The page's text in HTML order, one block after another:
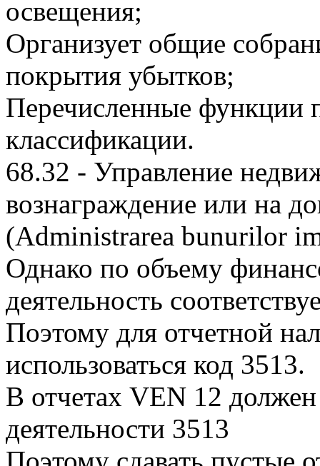
освещения;
Организует общие
покрытия убытков;
Перечисленные функции
классификации.
68.32 - Управление
вознаграждение или на
(Administrarea bunurilor
Однако по объему
деятельность
Поэтому для отчетной
использоваться код 3513.
В отчетах VEN 12
деятельности 3513